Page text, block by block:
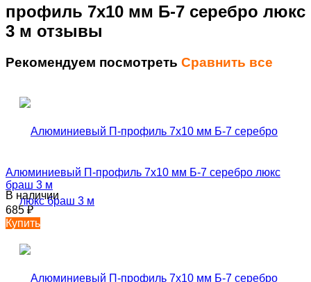
профиль 7х10 мм Б-7 серебро люкс
3 м отзывы
Рекомендуем посмотреть Сравнить все
Алюминиевый П-профиль 7х10 мм Б-7 серебро люкс
браш 3 м
В наличии
685₽
Купить